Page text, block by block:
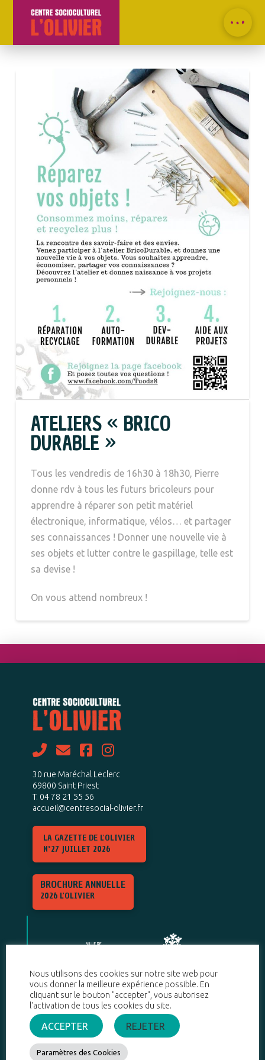
ATELIERS « BRICO
DURABLE »
Tous les vendredis de 16h30 à 18h30, Pierre
donne rdv à tous les futurs bricoleurs pour
apprendre à réparer son petit matériel
électronique, informatique, vélos… et partager
ses connaissances ! Donner une nouvelle vie à
ses objets et lutter contre le gaspillage, telle est
sa devise !
On vous attend nombreux !
30 rue Maréchal Leclerc
69800 Saint Priest
T. 04 78 21 55 56
accueil@centresocial-olivier.fr
LA GAZETTE DE L'OLIVIER
N°27 JUILLET 2026
BROCHURE ANNUELLE
2026 L'OLIVIER
Nous utilisons des cookies sur notre site web pour
vous donner la meilleure expérience possible. En
cliquant sur le bouton "accepter", vous autorisez
l'activation de tous les cookies du site.
ACCEPTER REJETER
Paramètres des Cookies